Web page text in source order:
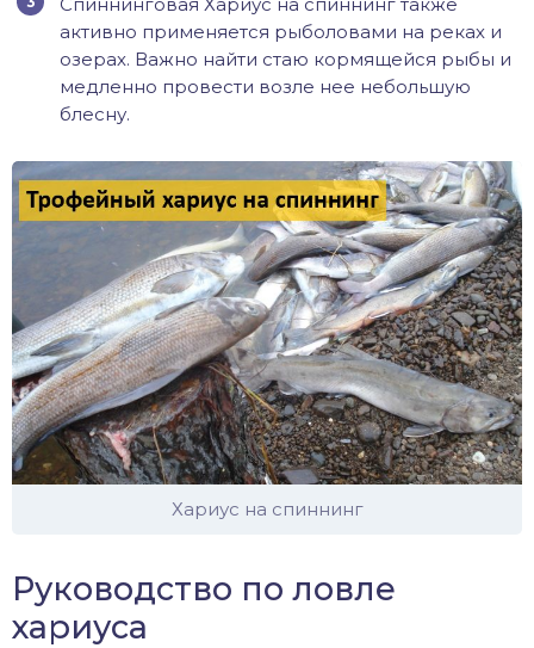
активно применяется рыболовами на реках и
озерах. Важно найти стаю кормящейся рыбы и
медленно провести возле нее небольшую
блесну.
Хариус на спиннинг
Руководство по ловле
хариуса